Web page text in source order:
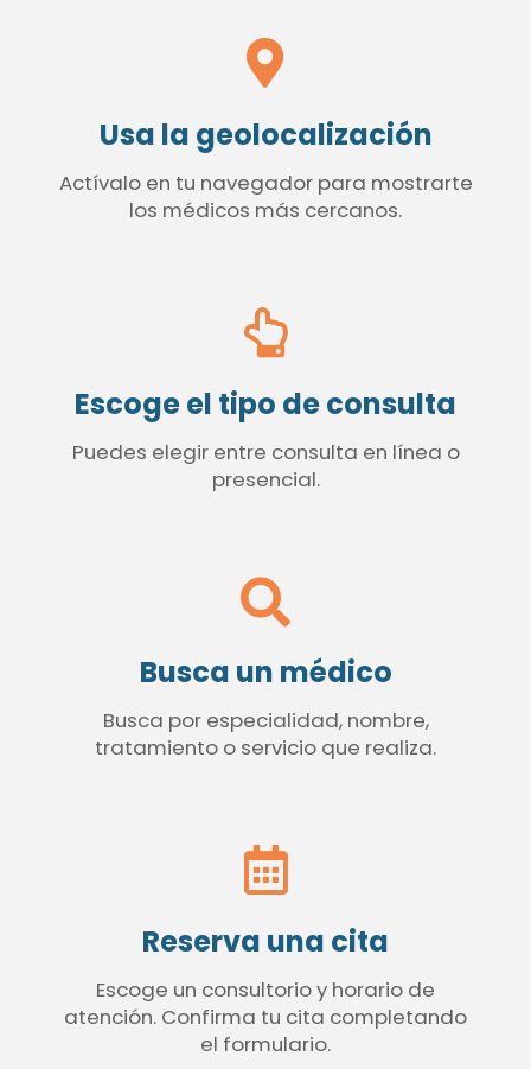
Usa la geolocalización
Actívalo en tu navegador para mostrarte
los médicos más cercanos.
Escoge el tipo de consulta
Puedes elegir entre consulta en línea o
presencial.
Busca un médico
Busca por especialidad, nombre,
tratamiento o servicio que realiza.
Reserva una cita
Escoge un consultorio y horario de
atención. Confirma tu cita completando
el formulario.